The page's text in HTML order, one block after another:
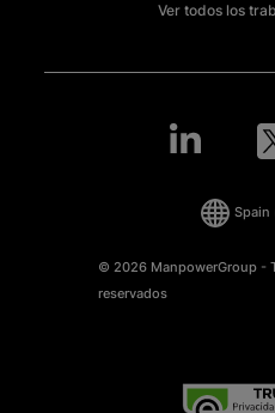
Ver todos los
© 2026 ManpowerGroup -
reservados
Spain